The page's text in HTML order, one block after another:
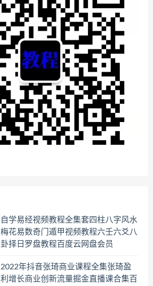
自学易经视频教程全集套四柱八字风水
梅花易数奇门遁甲视频教程六壬六爻八
卦择日罗盘教程百度云网盘会员
2022年抖音张琦商业课程全集张琦盈
利增长商业创新流量掘金直播课合集百